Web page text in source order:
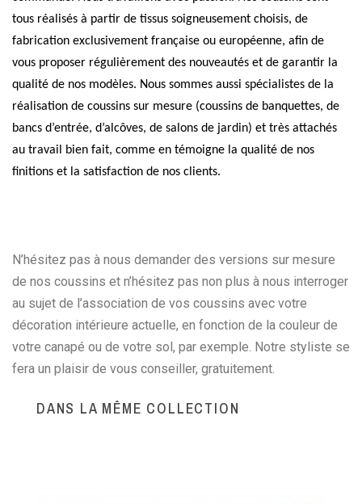
tous réalisés à partir de tissus soigneusement choisis, de
fabrication exclusivement française ou européenne, afin de
vous proposer régulièrement des nouveautés et de garantir la
qualité de nos modèles. Nous sommes aussi spécialistes de la
réalisation de coussins sur mesure (coussins de banquettes, de
bancs d’entrée, d’alcôves, de salons de jardin) et très attachés
au travail bien fait, comme en témoigne la qualité de nos
finitions et la satisfaction de nos clients.
N’hésitez pas à nous demander des versions sur mesure
de nos coussins et n’hésitez pas non plus à nous interroger
au sujet de l’association de vos coussins avec votre
décoration intérieure actuelle, en fonction de la couleur de
votre canapé ou de votre sol, par exemple. Notre styliste se
fera un plaisir de vous conseiller, gratuitement.
DANS LA MÊME COLLECTION